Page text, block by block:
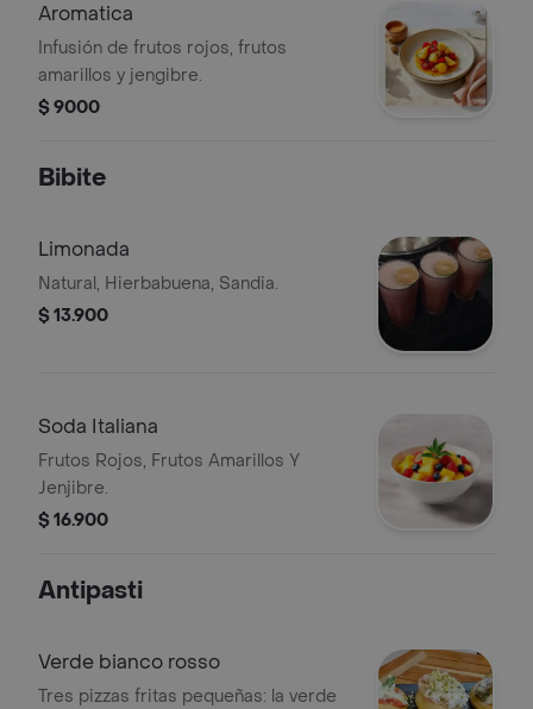
Aromatica
Infusión de frutos rojos, frutos
amarillos y jengibre.
$ 9000
Bibite
Limonada
Natural, Hierbabuena, Sandia.
$ 13.900
Soda Italiana
Frutos Rojos, Frutos Amarillos Y
Jenjibre.
$ 16.900
Antipasti
Verde bianco rosso
Tres pizzas fritas pequeñas: la verde